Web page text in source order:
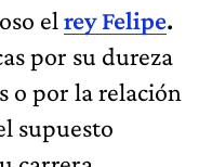
el rey Felipe.
por su dureza
o por la relación
supuesto